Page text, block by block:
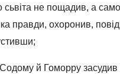
сьвіта не пощадив, а
правди, охоронив,
й Гоморру засудив